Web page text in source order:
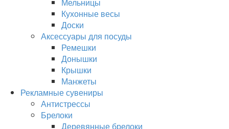
Кухонные весы
Доски
Аксессуары для посуды
Ремешки
Донышки
Крышки
Манжеты
Рекламные сувениры
Антистрессы
Брелоки
Деревянные брелоки